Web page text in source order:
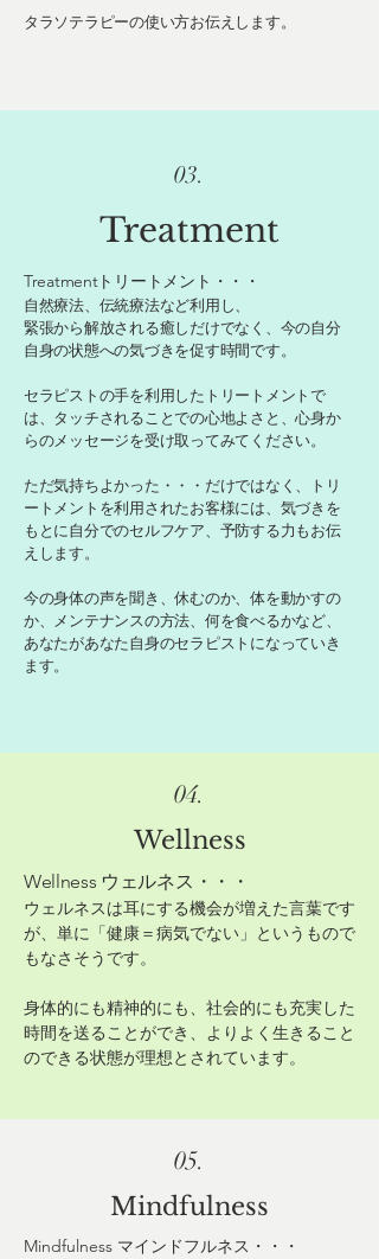
タラソテラピーの使い方お伝えします。
03.
Treatment
Treatmentトリートメント・・・
自然療法、伝統療法など利用し、
緊張から解放される癒しだけでなく、今の自分
自身の状態への気づきを促す時間です。
セラピストの手を利用したトリートメントで
は、タッチされることでの心地よさと、心身か
らのメッセージを受け取ってみてください。
ただ気持ちよかった・・・だけではなく、トリ
ートメントを利用されたお客様には、気づきを
もとに自分でのセルフケア、予防する力もお伝
えします。
今の身体の声を聞き、休むのか、体を動かすの
か、メンテナンスの方法、何を食べるかなど、
あなたがあなた自身のセラピストになっていき
ます。
04.
​Wellness
Wellness ウェルネス・・・
ウェルネスは耳にする機会が増えた言葉です
が、単に「健康＝病気でない」というもので
もなさそうです。
身体的にも精神的にも、社会的にも充実した
時間を送ることができ、よりよく生きること
のできる状態が理想とされています。
05.
Mindfulness
Mindfulness​ マインドフルネス・・・